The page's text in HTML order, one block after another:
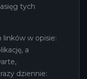
tych
linków w opisie:
a
dziennie: